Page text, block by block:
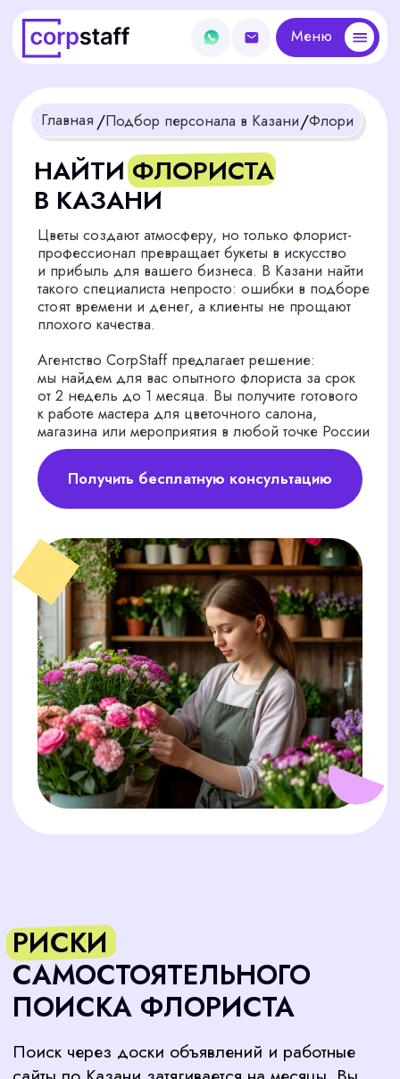
НАЙТИ ФЛОРИСТА
В КАЗАНИ
Цветы создают атмосферу, но только флорист-
профессионал превращает букеты в искусство
и прибыль для вашего бизнеса. В Казани найти
такого специалиста непросто: ошибки в подборе
плохого качества.
Агентство CorpStaff предлагает решение:
мы найдем для вас опытного флориста за срок
от 2 недель до 1 месяца. Вы получите готового
к работе мастера для цветочного салона,
магазина или мероприятия в любой точке России
РИСКИ
САМОСТОЯТЕЛЬНОГО
ПОИСКА ФЛОРИСТА
Поиск через доски объявлений и работные
сайты по Казани затягивается на месяцы. Вы
тратите часы на просмотр резюме и
собеседования, но сталкиваетесь с одними
Многие соискатели не знают
современных трендов флористики,
не умеют работать с современными
материалами и не понимают
запросов требовательных клиентов
СЛАБОЕ ПОРТФОЛИО